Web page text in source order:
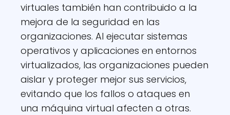
virtuales también han contribuido a la
mejora de la seguridad en las
organizaciones. Al ejecutar sistemas
operativos y aplicaciones en entornos
virtualizados, las organizaciones pueden
aislar y proteger mejor sus servicios,
evitando que los fallos o ataques en
una máquina virtual afecten a otras.